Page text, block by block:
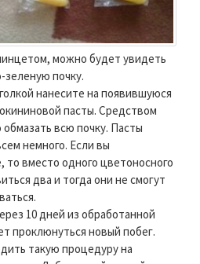
можно будет увидеть
почку.
нанесите на появившуюся
пасты. Средством
всю почку. Пасты
немного. Если вы
то вместо одного цветоносного
два и тогда они не смогут
10 дней из обработанной
проклюнуться новый побег.
такую процедуру на